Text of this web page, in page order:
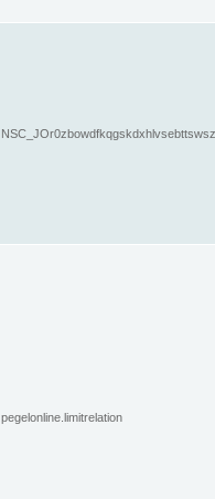
pegelonline.limitrelation